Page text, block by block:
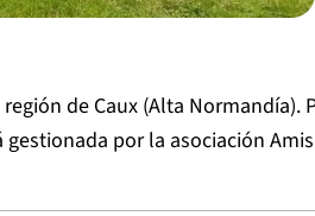
de Caux (Alta Normandía).
gestionada por la asociación